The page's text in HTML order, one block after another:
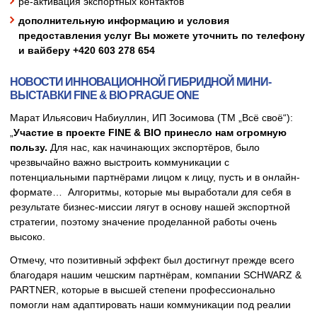
дополнительную информацию и условия
предоставления услуг Вы можете уточнить по телефону
и вайберу +420 603 278 654
НОВОСТИ ИННОВАЦИОННОЙ ГИБРИДНОЙ МИНИ-
ВЫСТАВКИ FINE & BIO PRAGUE ONE
Марат Ильясович Набиуллин, ИП Зосимова (ТМ „Всё своё“):
„Участие в проекте FINE & BIO принесло нам огромную
пользу. Для нас, как начинающих экспортёров, было
чрезвычайно важно выстроить коммуникации с
потенциальными партнёрами лицом к лицу, пусть и в онлайн-
формате… Алгоритмы, которые мы выработали для себя в
результате бизнес-миссии лягут в основу нашей экспортной
стратегии, поэтому значение проделанной работы очень
высоко.
Отмечу, что позитивный эффект был достигнут прежде всего
благодаря нашим чешским партнёрам, компании SCHWARZ &
PARTNER, которые в высшей степени профессионально
помогли нам адаптировать наши коммуникации под реалии